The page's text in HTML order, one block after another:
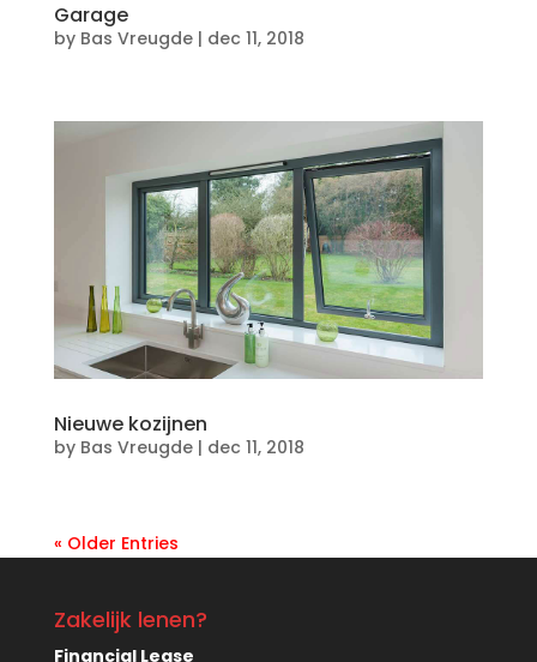
Garage
by Bas Vreugde| dec 11, 2018
Nieuwe kozijnen
by Bas Vreugde| dec 11, 2018
« Older Entries
Zakelijk lenen?
Financial Lease